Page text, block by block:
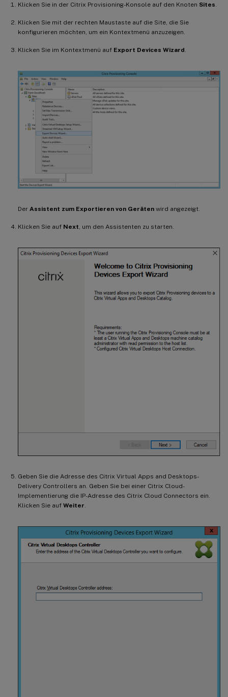
Klicken Sie in der Citrix Provisioning-Konsole auf den Knoten Sites
Klicken Sie mit der rechten Maustaste auf die Site, die Sie
konfigurieren möchten, um ein Kontextmenü anzuzeigen.
Klicken Sie im Kontextmenü auf Export Devices Wizard
Der Assistent zum Exportieren von Geräten wird angezeigt.
Klicken Sie auf Next, um den Assistenten zu starten.
Geben Sie die Adresse des Citrix Virtual Apps and Desktops-
Delivery Controllers an. Geben Sie bei einer Citrix Cloud-
Implementierung die IP-Adresse des Citrix Cloud Connectors ein.
Klicken Sie auf Weiter